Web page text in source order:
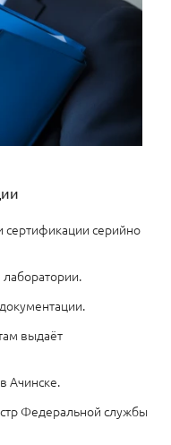
сертификации серийно
выдаёт
Ачинске.
Федеральной службы